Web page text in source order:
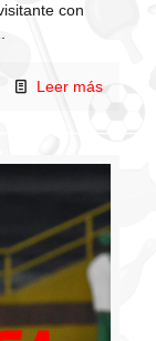
con
Leer más